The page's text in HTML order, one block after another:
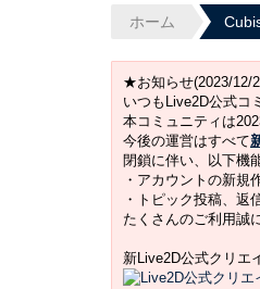
ホーム
★お知らせ(2023/12/
いつもLive2D公式コ
本コミュニティは
今後の運営はすべて
閉鎖に伴い、以下機
・アカウントの新規
・トピック投稿、返
たくさんのご利用誠
新Live2D公式クリエ